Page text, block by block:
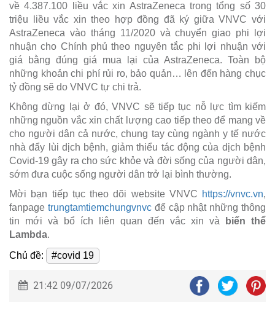
về 4.387.100 liều vắc xin AstraZeneca trong tổng số 30
triệu liều vắc xin theo hợp đồng đã ký giữa VNVC với
AstraZeneca vào tháng 11/2020 và chuyển giao phi lợi
nhuận cho Chính phủ theo nguyên tắc phi lợi nhuận với
giá bằng đúng giá mua lại của AstraZeneca. Toàn bộ
những khoản chi phí rủi ro, bảo quản… lên đến hàng chục
tỷ đồng sẽ do VNVC tự chi trả.
Không dừng lại ở đó, VNVC sẽ tiếp tục nỗ lực tìm kiếm
những nguồn vắc xin chất lượng cao tiếp theo để mang về
cho người dân cả nước, chung tay cùng ngành y tế nước
nhà đẩy lùi dịch bệnh, giảm thiểu tác động của dịch bệnh
Covid-19 gây ra cho sức khỏe và đời sống của người dân,
sớm đưa cuộc sống người dân trở lại bình thường.
Mời bạn tiếp tục theo dõi website VNVC https://vnvc.vn,
fanpage trungtamtiemchungvnvcđể cập nhật những thông
tin mới và bổ ích liên quan đến vắc xin và
biến thể
Lambda.
Chủ đề:
#covid 19
21:42 09/07/2026